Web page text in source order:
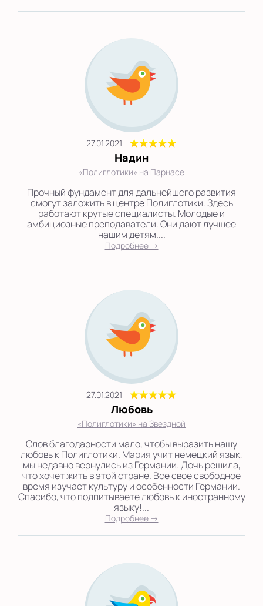
27.01.2021
Надин
«Полиглотики» на Парнасе
Прочный фундамент для дальнейшего развития
смогут заложить в центре Полиглотики. Здесь
работают крутые специалисты. Молодые и
амбициозные преподаватели. Они дают лучшее
нашим детям....
Подробнее →
27.01.2021
Любовь
«Полиглотики» на Звездной
Слов благодарности мало, чтобы выразить нашу
любовь к Полиглотики. Мария учит немецкий язык,
мы недавно вернулись из Германии. Дочь решила,
что хочет жить в этой стране. Все свое свободное
время изучает культуру и особенности Германии.
Спасибо, что подпитываете любовь к иностранному
языку!...
Подробнее →